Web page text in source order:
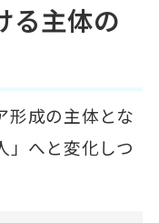
る主体の
形成の主体とな
」へと変化しつ